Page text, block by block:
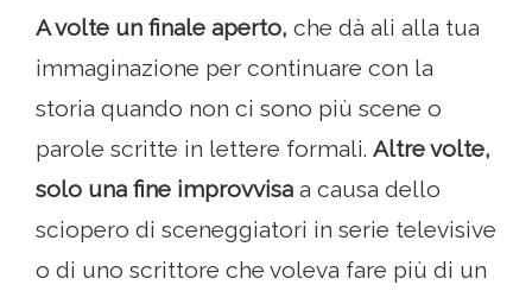
A volte un finale aperto, che dà ali alla tua
immaginazione per continuare con la
storia quando non ci sono più scene o
parole scritte in lettere formali. Altre volte,
solo una fine improvvisa a causa dello
sciopero di sceneggiatori in serie televisive
o di uno scrittore che voleva fare più di un